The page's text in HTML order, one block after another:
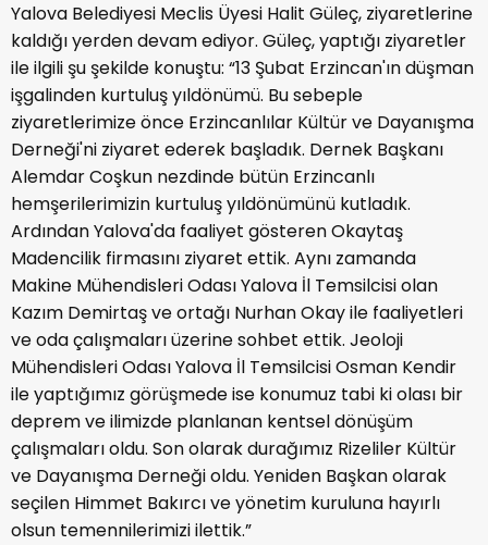
Yalova Belediyesi Meclis Üyesi Halit Güleç, ziyaretlerine
kaldığı yerden devam ediyor. Güleç, yaptığı ziyaretler
ile ilgili şu şekilde konuştu: “13 Şubat Erzincan'ın düşman
işgalinden kurtuluş yıldönümü. Bu sebeple
ziyaretlerimize önce Erzincanlılar Kültür ve Dayanışma
Derneği'ni ziyaret ederek başladık. Dernek Başkanı
Alemdar Coşkun nezdinde bütün Erzincanlı
hemşerilerimizin kurtuluş yıldönümünü kutladık.
Ardından Yalova'da faaliyet gösteren Okaytaş
Madencilik firmasını ziyaret ettik. Aynı zamanda
Makine Mühendisleri Odası Yalova İl Temsilcisi olan
Kazım Demirtaş ve ortağı Nurhan Okay ile faaliyetleri
ve oda çalışmaları üzerine sohbet ettik. Jeoloji
Mühendisleri Odası Yalova İl Temsilcisi Osman Kendir
ile yaptığımız görüşmede ise konumuz tabi ki olası bir
deprem ve ilimizde planlanan kentsel dönüşüm
çalışmaları oldu. Son olarak durağımız Rizeliler Kültür
ve Dayanışma Derneği oldu. Yeniden Başkan olarak
seçilen Himmet Bakırcı ve yönetim kuruluna hayırlı
olsun temennilerimizi ilettik.”